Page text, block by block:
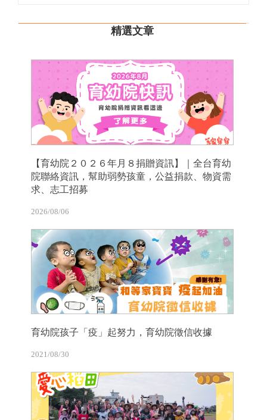
精選文章
【育幼院２０２６年月８捐贈資訊】｜全台育幼
院聯絡資訊，幫助弱勢孩童，公益捐款、物資需
求、志工招募
2026/08/06
育幼院孩子「疫」起努力，育幼院徵信收據
2021/08/30